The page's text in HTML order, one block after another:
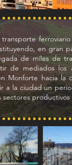
en gran
de miles de
mediados los
Monforte hacia
a la ciudad un
productivos